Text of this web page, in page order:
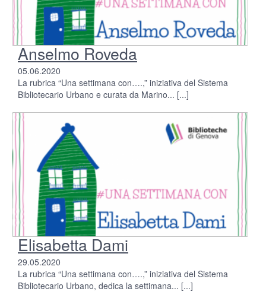
Anselmo Roveda
05.06.2020
La rubrica “Una settimana con….,” iniziativa del Sistema
Bibliotecario Urbano e curata da Marino... [...]
Elisabetta Dami
29.05.2020
La rubrica “Una settimana con….,” iniziativa del Sistema
Bibliotecario Urbano, dedica la settimana... [...]